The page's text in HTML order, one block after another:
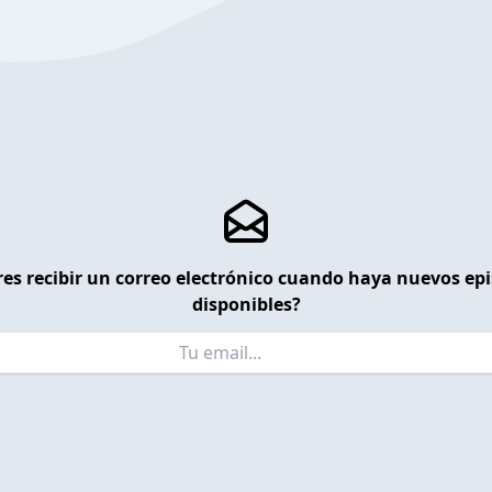
recibir un correo electrónico cuando haya nuevos
disponibles?